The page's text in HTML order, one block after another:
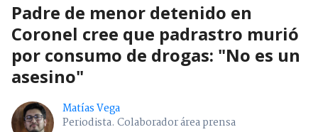
Padre de menor detenido en
Coronel cree que padrastro murió
por consumo de drogas: "No es un
asesino"
Matías Vega
Periodista. Colaborador área prensa